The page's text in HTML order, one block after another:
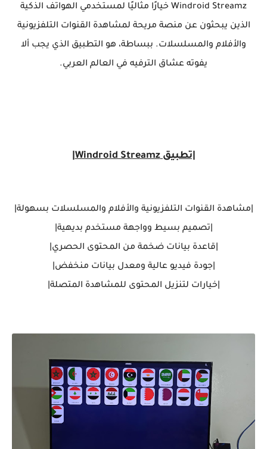
Windroid Streamz خيارًا مثاليًا لمستخدمي الهواتف الذكية
الذين يبحثون عن منصة مريحة لمشاهدة القنوات التلفزيونية
والأفلام والمسلسلات. ببساطة، هو التطبيق الذي يجب ألا
يفوته عشاق الترفيه في العالم العربي.
|تطبيق Windroid Streamz|
|مشاهدة القنوات التلفزيونية والأفلام والمسلسلات بسهولة|
|تصميم بسيط وواجهة مستخدم بديهية|
|قاعدة بيانات ضخمة من المحتوى الحصري|
|جودة فيديو عالية ومعدل بيانات منخفض|
|خيارات لتنزيل المحتوى للمشاهدة المتصلة|